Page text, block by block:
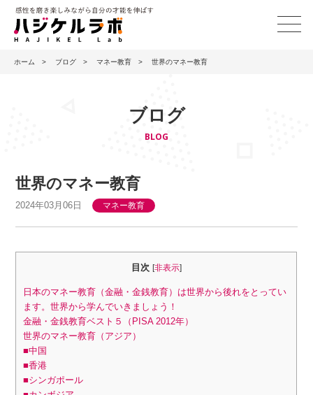
ホーム > ブログ > マネー教育 > 世界のマネー教育
ブログ
BLOG
世界のマネー教育
2024年03月06日 マネー教育
目次 [非表示]
日本のマネー教育（金融・金銭教育）は世界から後れをとってい
ます。世界から学んでいきましょう！
金融・金銭教育ベスト５（PISA 2012年）
世界のマネー教育（アジア）
■中国
■香港
■シンガポール